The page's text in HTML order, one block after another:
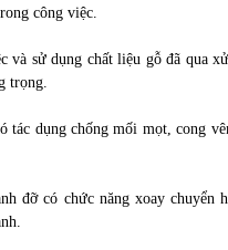
công việc.
sử dụng chất liệu gỗ đã qua
trọng.
tác dụng chống mối mọt, cong
đỡ có chức năng xoay chuyển